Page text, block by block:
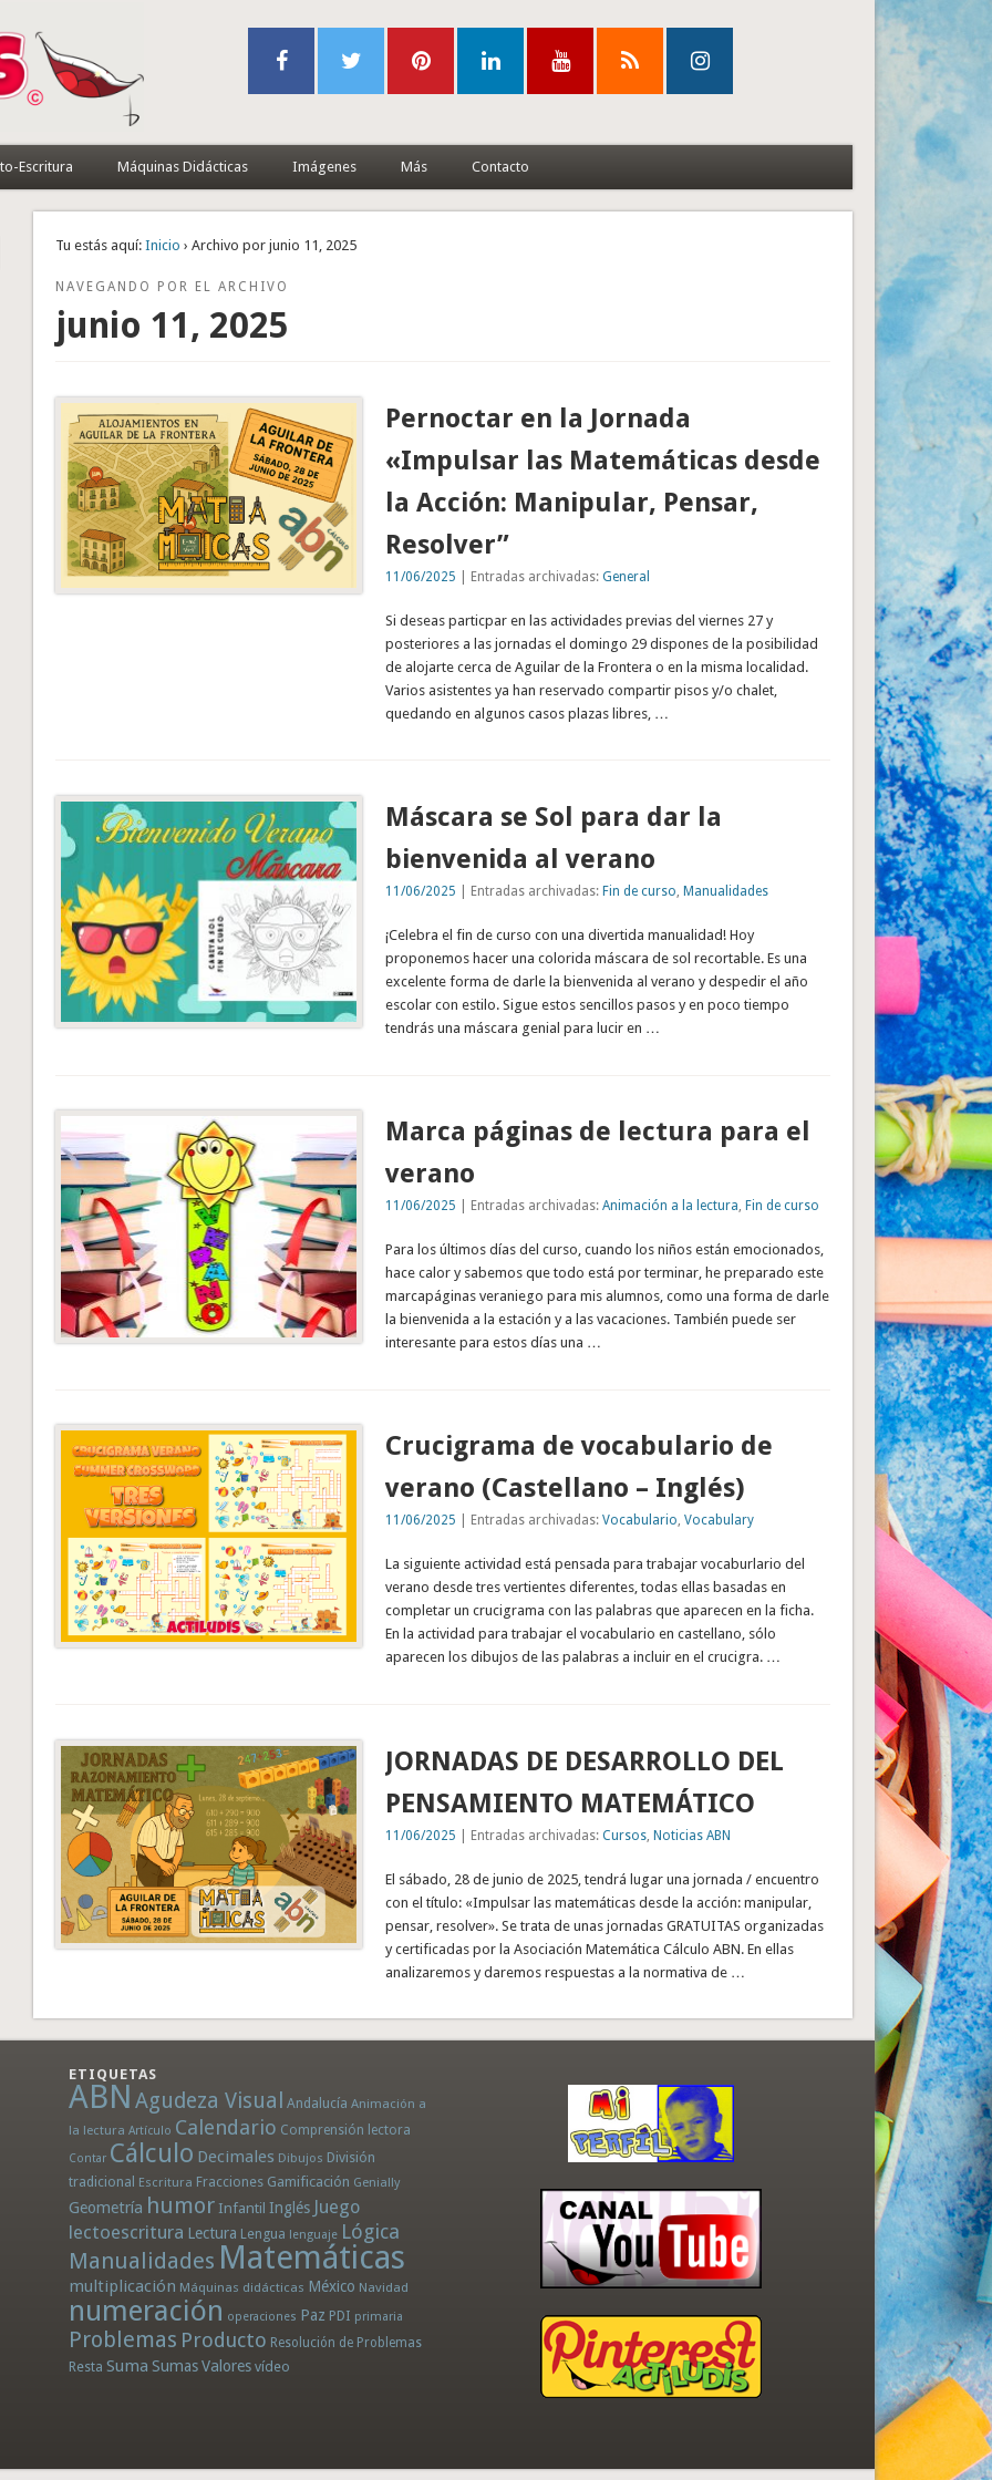
Escritura Máquinas Didácticas Imágenes Más Contacto
Tu estás aquí: Inicio › Archivo por junio 11, 2025
NAVEGANDO POR EL ARCHIVO
junio 11, 2025
Pernoctar en la Jornada
«Impulsar las Matemáticas desde
la Acción: Manipular, Pensar,
Resolver”
11/06/2025 | Entradas archivadas: General
Si deseas particpar en las actividades previas del viernes 27 y
posteriores a las jornadas el domingo 29 dispones de la posibilidad
de alojarte cerca de Aguilar de la Frontera o en la misma localidad.
Varios asistentes ya han reservado compartir pisos y/o chalet,
quedando en algunos casos plazas libres, …
Máscara se Sol para dar la
bienvenida al verano
11/06/2025 | Entradas archivadas: Fin de curso, Manualidades
¡Celebra el fin de curso con una divertida manualidad! Hoy
proponemos hacer una colorida máscara de sol recortable. Es una
excelente forma de darle la bienvenida al verano y despedir el año
escolar con estilo. Sigue estos sencillos pasos y en poco tiempo
tendrás una máscara genial para lucir en …
Marca páginas de lectura para el
verano
11/06/2025 | Entradas archivadas: Animación a la lectura, Fin de curso
Para los últimos días del curso, cuando los niños están emocionados,
hace calor y sabemos que todo está por terminar, he preparado este
marcapáginas veraniego para mis alumnos, como una forma de darle
la bienvenida a la estación y a las vacaciones. También puede ser
interesante para estos días una …
Crucigrama de vocabulario de
verano (Castellano – Inglés)
11/06/2025 | Entradas archivadas: Vocabulario, Vocabulary
La siguiente actividad está pensada para trabajar vocaburlario del
verano desde tres vertientes diferentes, todas ellas basadas en
completar un crucigrama con las palabras que aparecen en la ficha.
En la actividad para trabajar el vocabulario en castellano, sólo
aparecen los dibujos de las palabras a incluir en el crucigra. …
JORNADAS DE DESARROLLO DEL
PENSAMIENTO MATEMÁTICO
11/06/2025 | Entradas archivadas: Cursos, Noticias ABN
El sábado, 28 de junio de 2025, tendrá lugar una jornada / encuentro
con el título: «Impulsar las matemáticas desde la acción: manipular,
pensar, resolver». Se trata de unas jornadas GRATUITAS organizadas
y certificadas por la Asociación Matemática Cálculo ABN. En ellas
analizaremos y daremos respuestas a la normativa de …
ETIQUETAS
ABN Agudeza Visual Andalucía Animación a
la lectura Artículo Calendario Comprensión lectora
Contar Cálculo Decimales Dibujos División
tradicional Escritura Fracciones Gamificación Genially
Geometría humor Infantil Inglés Juego
lectoescritura Lectura Lengua lenguaje Lógica
Manualidades Matemáticas
multiplicación Máquinas didácticas México Navidad
numeración operaciones Paz PDI primaria
Problemas Producto Resolución de Problemas
Resta Suma SumasValores vídeo